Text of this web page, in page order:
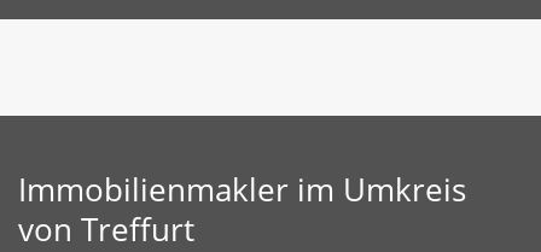
Immobilienmakler im Umkreis
von Treffurt